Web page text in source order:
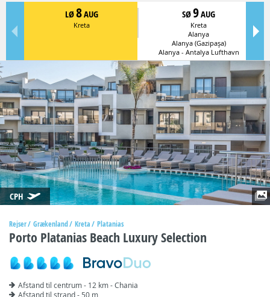
LØ8AUG
Kreta
SØ9AUG
Kreta
Alanya
Alanya (Gazipaşa)
Alanya - Antalya Lufthavn
CPH
Rejser Grækenland Kreta Platanias
Porto Platanias Beach Luxury Selection
Afstand til centrum - 12 km - Chania
Afstand til strand - 50 m